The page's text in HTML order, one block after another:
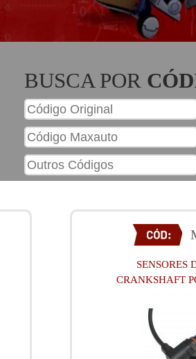
BUSCA POR
SENSORES
CRANKSHAFT